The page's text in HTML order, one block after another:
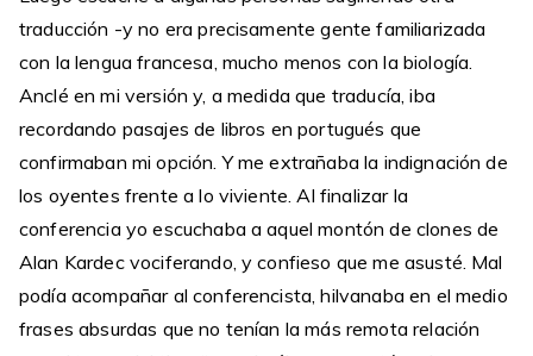
traducción -y no era precisamente gente familiarizada
con la lengua francesa, mucho menos con la biología.
Anclé en mi versión y, a medida que traducía, iba
recordando pasajes de libros en portugués que
confirmaban mi opción. Y me extrañaba la indignación de
los oyentes frente a lo viviente. Al finalizar la
conferencia yo escuchaba a aquel montón de clones de
Alan Kardec vociferando, y confieso que me asusté. Mal
podía acompañar al conferencista, hilvanaba en el medio
frases absurdas que no tenían la más remota relación